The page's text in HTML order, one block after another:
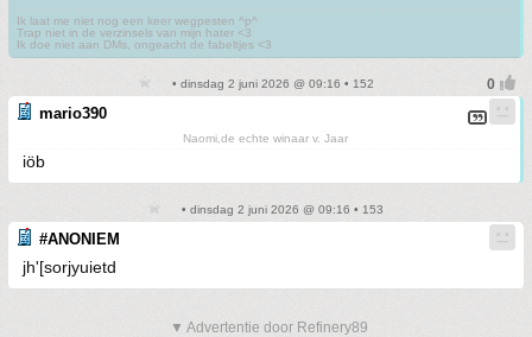
Ik laat me niet nog een keer wegpesten ^p^
Trap niet in de verzinsels van mijn hater <3
Ik doe niet aan DMs, ongeacht de fabeltjes <3
• dinsdag 2 juni 2026 @ 09:16 • 152
mario390
Naomi,de echte winaar v. Jaar
iöb
• dinsdag 2 juni 2026 @ 09:16 • 153
#ANONIEM
jh'[sorjyuietd
▼ Advertentie door Refinery89